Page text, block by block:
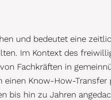
und bedeutet eine
Im Kontext des
Fachkräften in
Know-How-Transfer
bis hin zu Jahren